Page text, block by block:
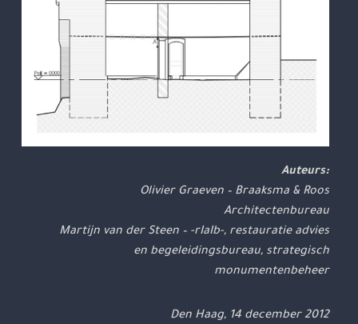
Auteurs:
Olivier Graeven – Braaksma & Roos
Architectenbureau
Martijn van der Steen – -rIaIb-, restauratie advies
en begeleidingsbureau, strategisch
monumentenbeheer
Den Haag, 14 december 2012